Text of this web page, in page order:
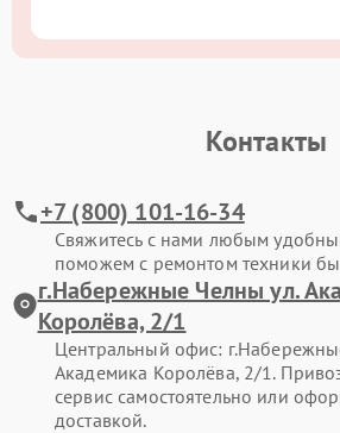
Контакты
+7 (800) 101-16-34
Свяжитесь с нами любым
поможем с ремонтом техники
г.Набережные Челны ул.
Королёва, 2/1
Центральный офис:
Академика Королёва, 2/1.
сервис самостоятельно или
доставкой.